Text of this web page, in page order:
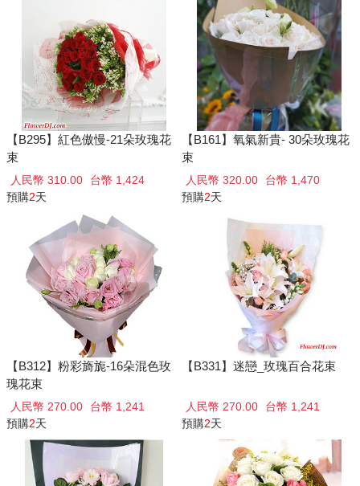
【B295】紅色傲慢-21朵玫瑰花
束
人民幣 310.00
台幣 1,424
預購2天
【B161】氧氣新貴- 30朵玫瑰花
束
人民幣 320.00
台幣 1,470
預購2天
【B312】粉彩旖旎-16朵混色玫
瑰花束
人民幣 270.00
台幣 1,241
預購2天
【B331】迷戀_玫瑰百合花束
人民幣 270.00
台幣 1,241
預購2天